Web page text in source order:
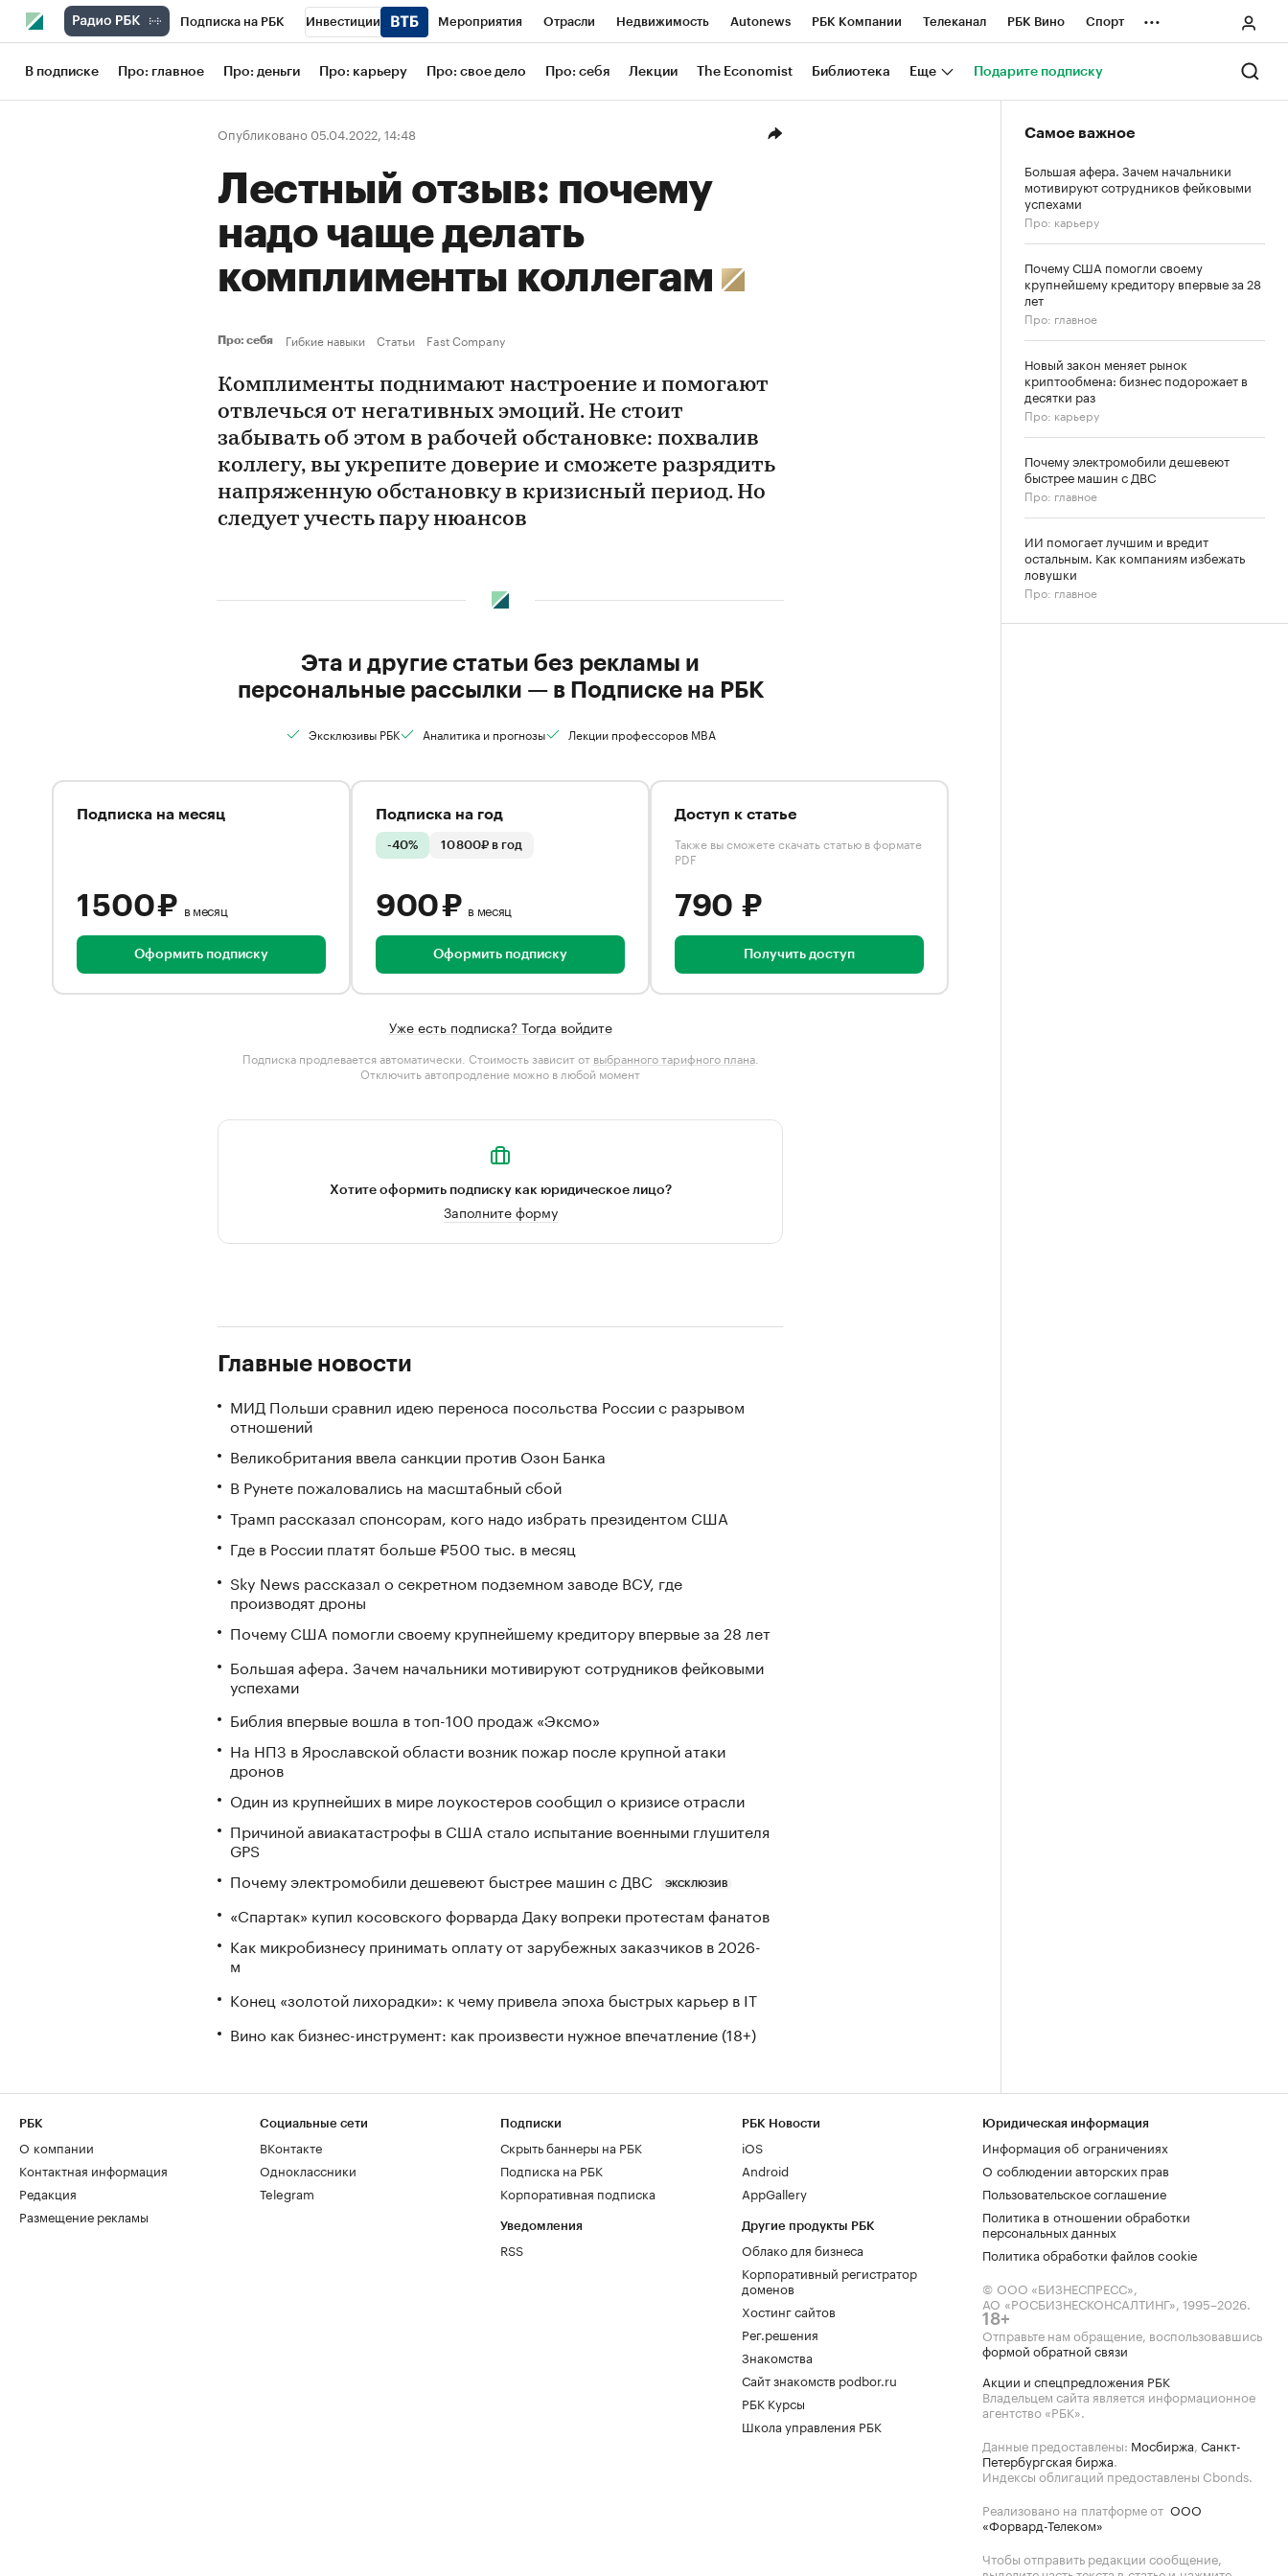
Подписка на РБК Инвестиции Мероприятия Отрасли Недвижимость Autonews РБК Компании Телеканал РБК Вино Спорт
Школа управления РБК РБК Образование РБК Life Тренды Визионеры Национальные проекты Город
Рынок наличной валюты
...
В подписке Про: главное Про: деньги Про: карьеру Про: свое дело Про: себя Лекции The Economist Библиотека Еще Подарите подписку
Опубликовано 05.04.2022, 14:48
Лестный отзыв: почему
надо чаще делать
комплименты коллегам
Про: себя Гибкие навыки Статьи Fast Company
Комплименты поднимают настроение и помогают
отвлечься от негативных эмоций. Не стоит
забывать об этом в рабочей обстановке: похвалив
коллегу, вы укрепите доверие и сможете разрядить
напряженную обстановку в кризисный период. Но
следует учесть пару нюансов
Эта и другие статьи без рекламы и
персональные рассылки — в Подписке на РБК
Эксклюзивы РБК Аналитика и прогнозы Лекции профессоров MBA
Подписка на месяц
1 500 ₽ в месяц
Оформить подписку
Подписка на год
-40% 10 800₽ в год
900 ₽ в месяц
Оформить подписку
Доступ к статье
Также вы сможете скачать статью в формате
PDF
790 ₽
Получить доступ
Уже есть подписка? Тогда войдите
Подписка продлевается автоматически. Стоимость зависит от выбранного тарифного плана.
Отключить автопродление можно в любой момент
Хотите оформить подписку как юридическое лицо?
Заполните форму
Главные новости
МИД Польши сравнил идею переноса посольства России с разрывом
отношений
Великобритания ввела санкции против Озон Банка
В Рунете пожаловались на масштабный сбой
Трамп рассказал спонсорам, кого надо избрать президентом США
Где в России платят больше ₽500 тыс. в месяц
Sky News рассказал о секретном подземном заводе ВСУ, где
производят дроны
Почему США помогли своему крупнейшему кредитору впервые за 28 лет
Большая афера. Зачем начальники мотивируют сотрудников фейковыми
успехами
Библия впервые вошла в топ-100 продаж «Эксмо»
На НПЗ в Ярославской области возник пожар после крупной атаки
дронов
Один из крупнейших в мире лоукостеров сообщил о кризисе отрасли
Причиной авиакатастрофы в США стало испытание военными глушителя
GPS
Почему электромобили дешевеют быстрее машин с ДВС
ЭКСКЛЮЗИВ
«Спартак» купил косовского форварда Даку вопреки протестам фанатов
Как микробизнесу принимать оплату от зарубежных заказчиков в 2026-
м
Конец «золотой лихорадки»: к чему привела эпоха быстрых карьер в IT
Вино как бизнес-инструмент: как произвести нужное впечатление (18+)
Самое важное
Большая афера. Зачем начальники
мотивируют сотрудников фейковыми
успехами
Про: карьеру
Почему США помогли своему
крупнейшему кредитору впервые за 28
лет
Про: главное
Новый закон меняет рынок
криптообмена: бизнес подорожает в
десятки раз
Про: карьеру
Почему электромобили дешевеют
быстрее машин с ДВС
Про: главное
ИИ помогает лучшим и вредит
остальным. Как компаниям избежать
ловушки
Про: главное
РБК
О компании
Контактная информация
Редакция
Размещение рекламы
Социальные сети
ВКонтакте
Одноклассники
Telegram
Подписки
Скрыть баннеры на РБК
Подписка на РБК
Корпоративная подписка
Уведомления
RSS
РБК Новости
iOS
Android
AppGallery
Другие продукты РБК
Облако для бизнеса
Корпоративный регистратор
доменов
Хостинг сайтов
Рег.решения
Знакомства
Сайт знакомств podbor.ru
РБК Курсы
Школа управления РБК
Юридическая информация
Информация об ограничениях
О соблюдении авторских прав
Пользовательское соглашение
Политика в отношении обработки
персональных данных
Политика обработки файлов cookie
© ООО «БИЗНЕСПРЕСС»,
АО «РОСБИЗНЕСКОНСАЛТИНГ», 1995–2026.
18+
Отправьте нам обращение, воспользовавшись
формой обратной связи
Акции и спецпредложения РБК
Владельцем сайта является информационное
агентство «РБК».
Данные предоставлены: Мосбиржа, Санкт-
Петербургская биржа.
Индексы облигаций предоставлены Cbonds.
Реализовано на платформе от ООО
«Форвард-Телеком»
Чтобы отправить редакции сообщение,